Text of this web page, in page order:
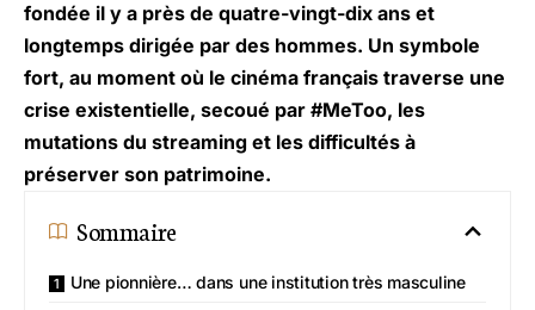
fondée il y a près de quatre-vingt-dix ans et
longtemps dirigée par des hommes. Un symbole
fort, au moment où le cinéma français traverse une
crise existentielle, secoué par #MeToo, les
mutations du streaming et les difficultés à
préserver son patrimoine.
Sommaire
Une pionnière… dans une institution très masculine